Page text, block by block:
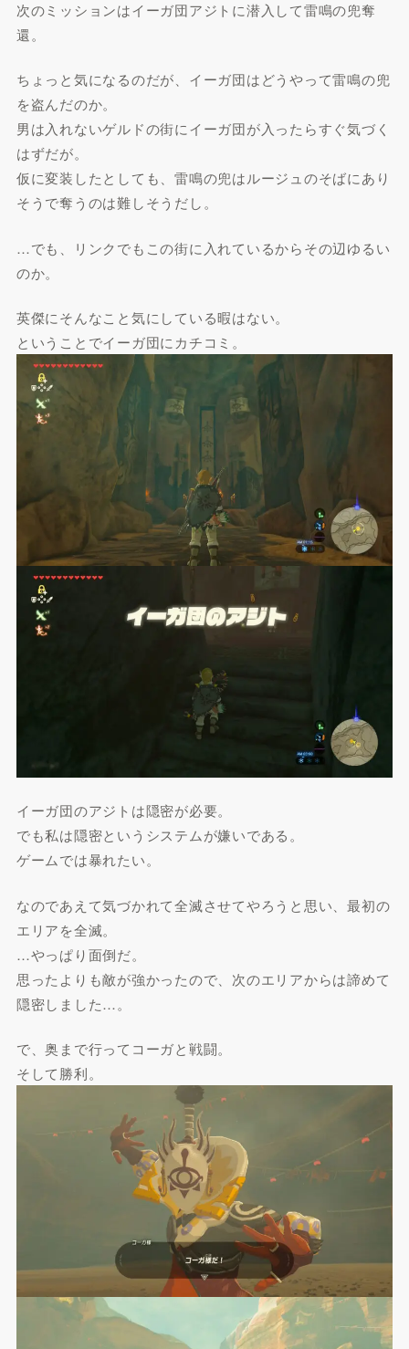
次のミッションはイーガ団アジトに潜入して雷鳴の兜奪
還。
ちょっと気になるのだが、イーガ団はどうやって雷鳴の兜
を盗んだのか。
男は入れないゲルドの街にイーガ団が入ったらすぐ気づく
はずだが。
仮に変装したとしても、雷鳴の兜はルージュのそばにあり
そうで奪うのは難しそうだし。
…でも、リンクでもこの街に入れているからその辺ゆるい
のか。
英傑にそんなこと気にしている暇はない。
ということでイーガ団にカチコミ。
イーガ団のアジトは隠密が必要。
でも私は隠密というシステムが嫌いである。
ゲームでは暴れたい。
なのであえて気づかれて全滅させてやろうと思い、最初の
エリアを全滅。
…やっぱり面倒だ。
思ったよりも敵が強かったので、次のエリアからは諦めて
隠密しました…。
で、奥まで行ってコーガと戦闘。
そして勝利。